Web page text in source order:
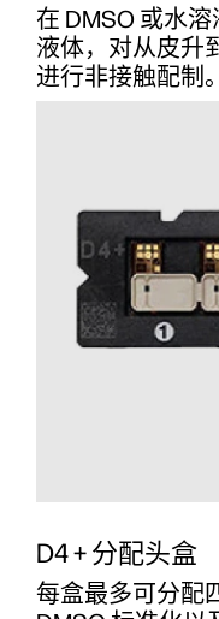
在 DMSO 或水
液体，对从皮升
进行非接触配制。
D4 + 分配头盒
每盒最多可分配